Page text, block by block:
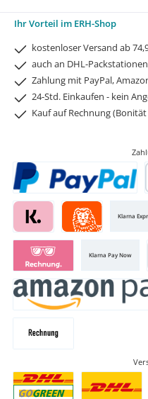
Ihr Vorteil im ERH-Shop
kostenloser Versand ab
auch an DHL-
Zahlung mit PayPal,
24-Std. Einkaufen - kein
Kauf auf Rechnung
Klarna
Klarna Pay Now